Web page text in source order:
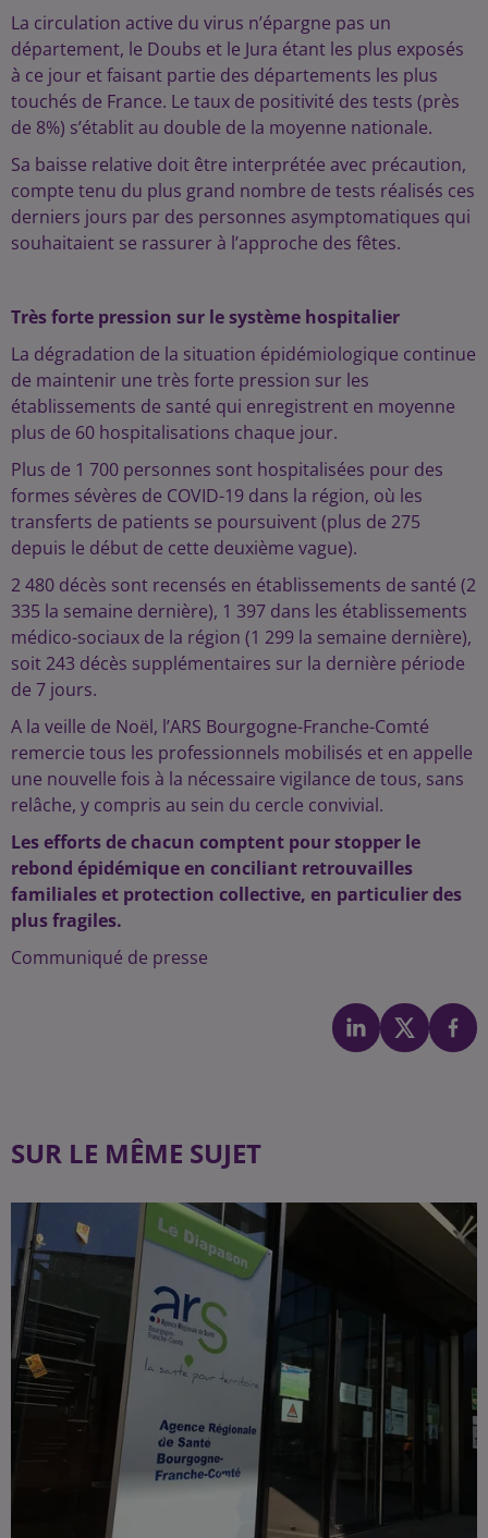
La circulation active du virus n’épargne pas un
département, le Doubs et le Jura étant les plus exposés
à ce jour et faisant partie des départements les plus
touchés de France. Le taux de positivité des tests (près
de 8%) s’établit au double de la moyenne nationale.
Sa baisse relative doit être interprétée avec précaution,
compte tenu du plus grand nombre de tests réalisés ces
derniers jours par des personnes asymptomatiques qui
souhaitaient se rassurer à l’approche des fêtes.
Très forte pression sur le système hospitalier
La dégradation de la situation épidémiologique continue
de maintenir une très forte pression sur les
établissements de santé qui enregistrent en moyenne
plus de 60 hospitalisations chaque jour.
Plus de 1 700 personnes sont hospitalisées pour des
formes sévères de COVID-19 dans la région, où les
transferts de patients se poursuivent (plus de 275
depuis le début de cette deuxième vague).
2 480 décès sont recensés en établissements de santé (2
335 la semaine dernière), 1 397 dans les établissements
médico-sociaux de la région (1 299 la semaine dernière),
soit 243 décès supplémentaires sur la dernière période
de 7 jours.
A la veille de Noël, l’ARS Bourgogne-Franche-Comté
remercie tous les professionnels mobilisés et en appelle
une nouvelle fois à la nécessaire vigilance de tous, sans
relâche, y compris au sein du cercle convivial.
Les efforts de chacun comptent pour stopper le
rebond épidémique en conciliant retrouvailles
familiales et protection collective, en particulier des
plus fragiles.
Communiqué de presse
SUR LE MÊME SUJET